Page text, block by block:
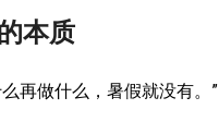
本质
再做什么，暑假就没有。”